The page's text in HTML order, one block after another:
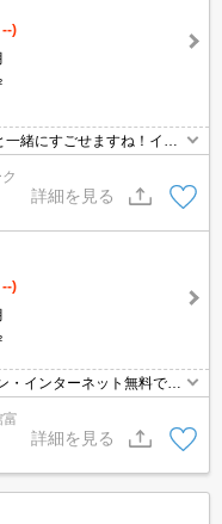
--)
緒にすごせますね！イン
スはエコガス料金設定！
詳細を見る
--)
・インターネット無料で
】同じお部屋がいくつも出
を一つにして」エイブル
部屋でもご紹介、ご案内
富
詳細を見る